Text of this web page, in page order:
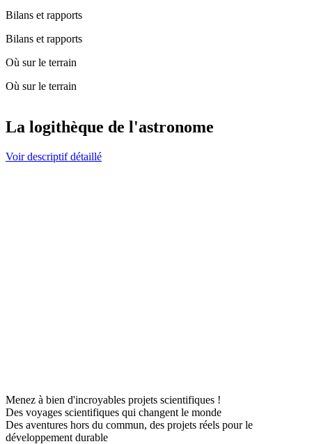
Bilans et rapports
Bilans et rapports
Où sur le terrain
Où sur le terrain
La logithèque de l'astronome
Voir descriptif détaillé
Menez à bien d'incroyables projets scientifiques !
Des voyages scientifiques qui changent le monde
Des aventures hors du commun, des projets réels pour le
développement durable